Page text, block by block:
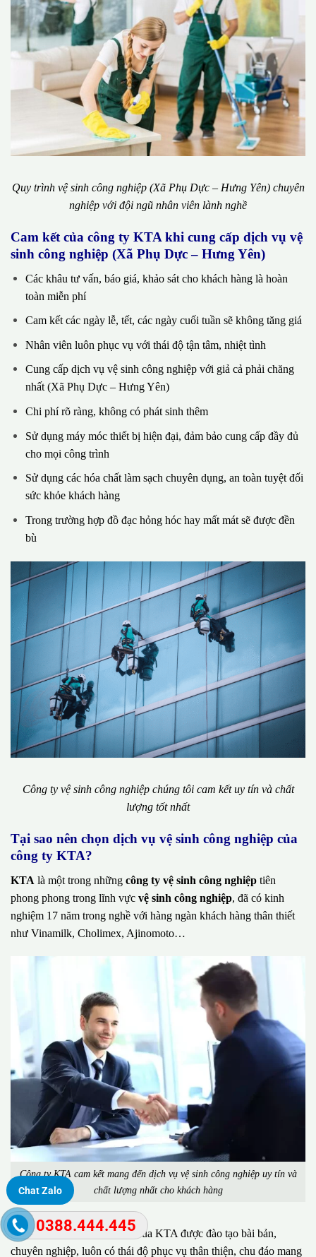
Quy trình vệ sinh công nghiệp (Xã Phụ Dực – Hưng Yên) chuyên
nghiệp với đội ngũ nhân viên lành nghề
Cam kết của công ty KTA khi cung cấp dịch vụ vệ
sinh công nghiệp (Xã Phụ Dực – Hưng Yên)
Các khâu tư vấn, báo giá, khảo sát cho khách hàng là hoàn
toàn miễn phí
Cam kết các ngày lễ, tết, các ngày cuối tuần sẽ không tăng giá
Nhân viên luôn phục vụ với thái độ tận tâm, nhiệt tình
Cung cấp dịch vụ vệ sinh công nghiệp với giả cả phải chăng
nhất (Xã Phụ Dực – Hưng Yên)
Chi phí rõ ràng, không có phát sinh thêm
Sử dụng máy móc thiết bị hiện đại, đảm bảo cung cấp đầy đủ
cho mọi công trình
Sử dụng các hóa chất làm sạch chuyên dụng, an toàn tuyệt đối
sức khỏe khách hàng
Trong trường hợp đồ đạc hỏng hóc hay mất mát sẽ được đền
bù
Công ty vệ sinh công nghiệp chúng tôi cam kết uy tín và chất
lượng tốt nhất
Tại sao nên chọn dịch vụ vệ sinh công nghiệp của
công ty KTA?
KTA là một trong những công ty vệ sinh công nghiệp tiên
phong phong trong lĩnh vực vệ sinh công nghiệp, đã có kinh
nghiệm 17 năm trong nghề với hàng ngàn khách hàng thân thiết
như Vinamilk, Cholimex, Ajinomoto…
Công ty KTA cam kết mang đến dịch vụ vệ sinh công nghiệp uy tín và
chất lượng nhất cho khách hàng
Đặc biệt, đội ngũ nhân viên của KTA được đào tạo bài bản,
chuyên nghiệp, luôn có thái độ phục vụ thân thiện, chu đáo mang
Chat Zalo
0388.444.445